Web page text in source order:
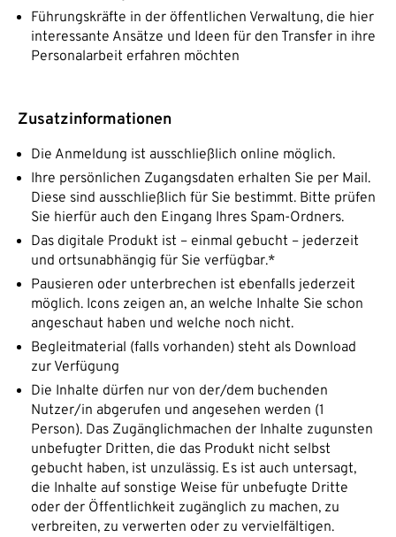
Führungskräfte in der öffentlichen Verwaltung, die hier
interessante Ansätze und Ideen für den Transfer in ihre
Personalarbeit erfahren möchten
Zusatzinformationen
Die Anmeldung ist ausschließlich online möglich.
Ihre persönlichen Zugangsdaten erhalten Sie per Mail.
Diese sind ausschließlich für Sie bestimmt. Bitte prüfen
Sie hierfür auch den Eingang Ihres Spam-Ordners.
Das digitale Produkt ist – einmal gebucht – jederzeit
und ortsunabhängig für Sie verfügbar.*
Pausieren oder unterbrechen ist ebenfalls jederzeit
möglich. Icons zeigen an, an welche Inhalte Sie schon
angeschaut haben und welche noch nicht.
Begleitmaterial (falls vorhanden) steht als Download
zur Verfügung
Die Inhalte dürfen nur von der/dem buchenden
Nutzer/in abgerufen und angesehen werden (1
Person). Das Zugänglichmachen der Inhalte zugunsten
unbefugter Dritten, die das Produkt nicht selbst
gebucht haben, ist unzulässig. Es ist auch untersagt,
die Inhalte auf sonstige Weise für unbefugte Dritte
oder der Öffentlichkeit zugänglich zu machen, zu
verbreiten, zu verwerten oder zu vervielfältigen.